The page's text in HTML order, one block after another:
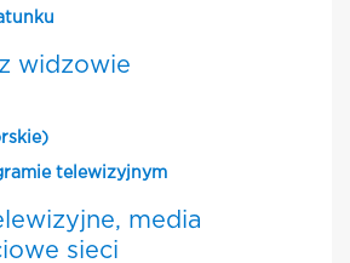
widzowie
telewizyjnym
media
sieci